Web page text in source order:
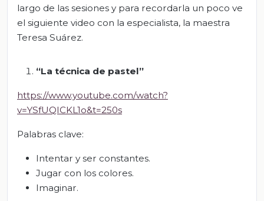
largo de las sesiones y para recordarla un poco ve
el siguiente video con la especialista, la maestra
Teresa Suárez.
“La técnica de pastel”
https://www.youtube.com/watch?
v=YSfUQICKL1o&t=250s
Palabras clave:
Intentar y ser constantes.
Jugar con los colores.
Imaginar.